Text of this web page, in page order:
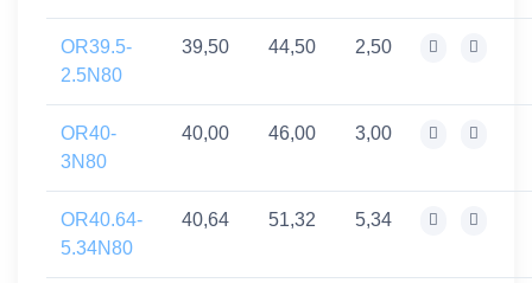
OR39.5-
2.5N80
39,50 44,50 2,50
OR40-
3N80
40,00 46,00 3,00
OR40.64-
5.34N80
40,64 51,32 5,34